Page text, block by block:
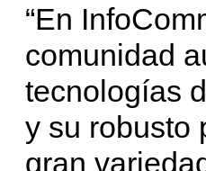
“En
comunidad
tecnologías
y su robusto
gran